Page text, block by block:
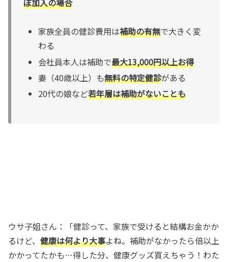
家族全員の健診費用は補助の有無で大きく変
わる
会社員本人は補助で最大13,000円以上お得
妻（40歳以上）も無料の特定健診がある
20代の娘など若年層は補助がないことも
ウサ子姐さん：「健診って、家族で受けると結構お金かか
るけど、 健康は何より大事よね。補助がなかったら倍以上
かかってたかも…得した分、健康グッズ買えちゃう！わた